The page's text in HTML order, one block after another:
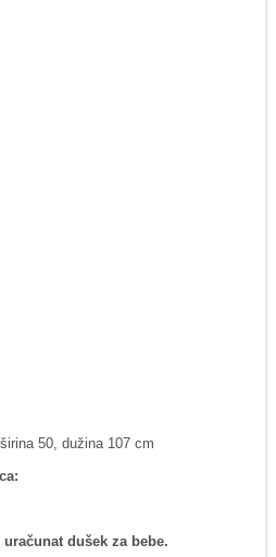
50, dužina 107 cm
dušek za bebe.